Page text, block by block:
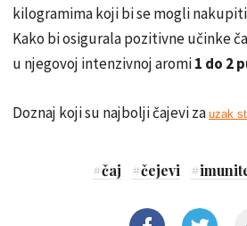
kilogramima koji bi se mogli
Kako bi osigurala pozitivne učinke
u njegovoj intenzivnoj aromi1 do 2
Doznaj koji su najbolji čajevi za uzak
#čaj #čejevi #